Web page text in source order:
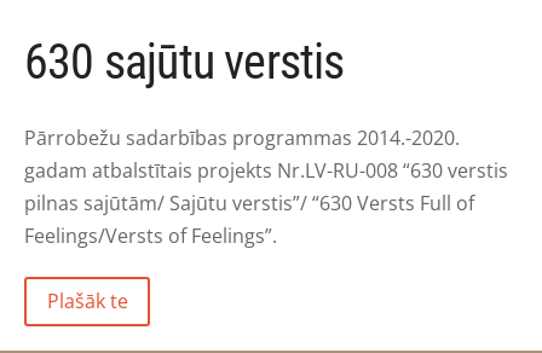
630 sajūtu verstis
Pārrobežu sadarbības programmas 2014.-2020.
gadam atbalstītais projekts Nr.LV-RU-008 “630 verstis
pilnas sajūtām/ Sajūtu verstis”/ “630 Versts Full of
Feelings/Versts of Feelings”.
Plašāk te